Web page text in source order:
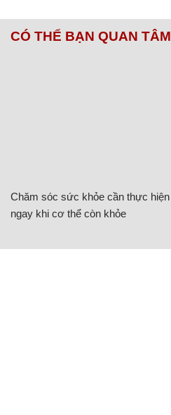
CÓ THỂ BẠN QUAN TÂM
Chăm sóc sức khỏe cần thực hiện
ngay khi cơ thể còn khỏe